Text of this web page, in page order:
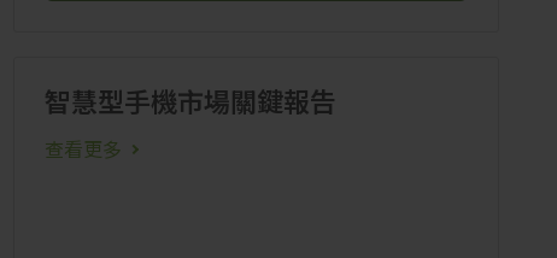
智慧型手機市場關鍵報告
查看更多